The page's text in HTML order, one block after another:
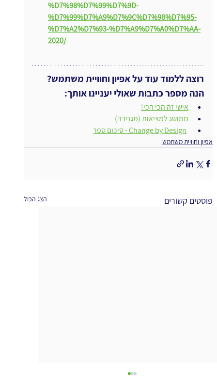
%D7%98%D7%99%D7%9D-
%D7%99%D7%A9%D7%9C%D7%98%D7%95-
%D7%A2%D7%93-%D7%A9%D7%A0%D7%AA-
2020/
רוצה ללמוד עוד על אפיון וחוויית משתמש?
הנה מספר כתבות שאולי יעניינו אותך:
אישי זה הכי הכי!
ממושג למציאות (מגניבה)
Change by Design - סיכום ספר
אפיון וחוויית משתמש
פוסטים קשורים הצג הכול